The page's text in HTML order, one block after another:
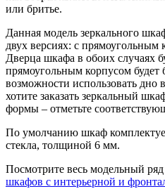
или бритье.
Данная модель зеркального
двух версиях: с прямоугольным
Дверца шкафа в обоих случаях
прямоугольным корпусом будет
возможности использовать дно
хотите заказать зеркальный
формы – отметьте
По умолчанию шкаф
стекла, толщиной 6 мм.
Посмотрите весь модельный ряд
шкафов с интерьерной и